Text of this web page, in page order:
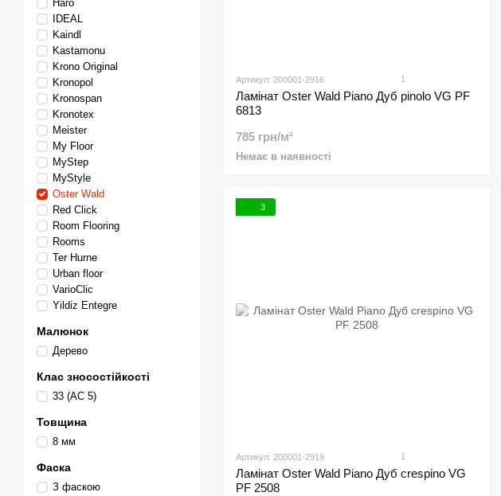
Артикул: 200001-2916 1
Ламінат Oster Wald Piano Дуб pinolo VG PF
6813
785 грн/м²
Немає в наявності
3
Артикул: 200001-2919 1
Ламінат Oster Wald Piano Дуб crespino VG
PF 2508
Haro
IDEAL
Kaindl
Kastamonu
Krono Original
Kronopol
Kronospan
Kronotex
Meister
My Floor
MyStep
MyStyle
Oster Wald
Red Click
Room Flooring
Rooms
Ter Hurne
Urban floor
VarioClic
Yildiz Entegre
Малюнок
Дерево
Клас зносостійкості
33 (АС 5)
Товщина
8 мм
Фаска
З фаскою